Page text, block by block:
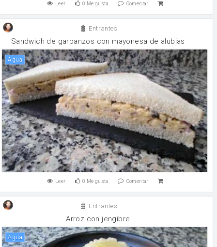
Leer 0 Me gusta Comentar
Entrantes
Sandwich de garbanzos con mayonesa de alubias
agua
Leer 0 Me gusta Comentar
Entrantes
Arroz con jengibre
agua